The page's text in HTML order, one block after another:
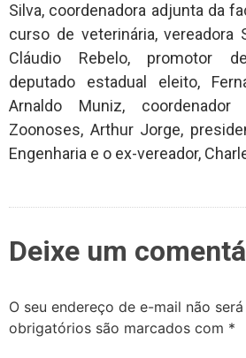
Silva, coordenadora adjunta da
curso de veterinária, vereadora
Cláudio Rebelo, promotor
deputado estadual eleito,
Arnaldo Muniz,
Zoonoses, Arthur Jorge,
Engenharia e o ex-vereador,
Deixe um
O seu endereço de e-mail não
obrigatórios são marcados com *